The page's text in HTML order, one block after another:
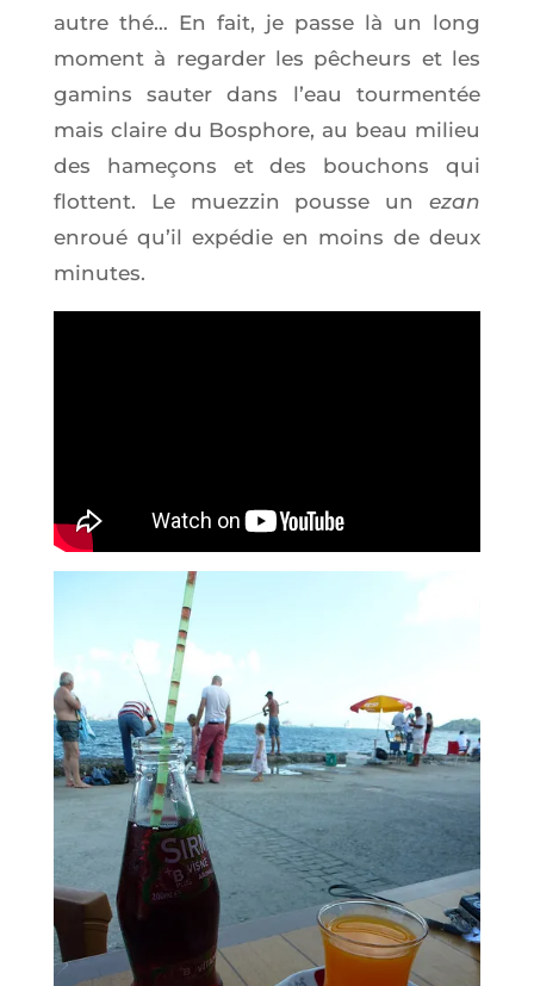
autre thé… En fait, je passe là un long
moment à regar­der les pêcheurs et les
gamins sau­ter dans l’eau tour­men­tée
mais claire du Bos­phore, au beau milieu
des hame­çons et des bou­chons qui
flottent. Le muez­zin pousse unezan
enroué qu’il expé­die en moins de deux
minutes.